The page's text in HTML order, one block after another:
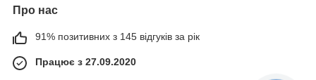
Про нас
91% позитивних з 145 відгуків за рік
Працює з 27.09.2020